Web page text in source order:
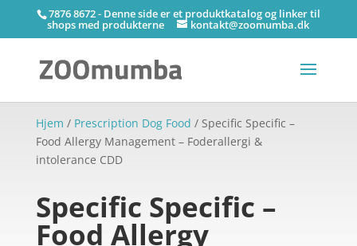
7876 8672 - Denne side er et produktkatalog og linker til
shops med produkterne kontakt@zoomumba.dk
Hjem / Prescription Dog Food / Specific Specific –
Food Allergy Management – Foderallergi &
intolerance CDD
Specific Specific –
Food Allergy